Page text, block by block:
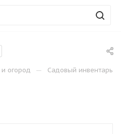
огород — Садовый инвентарь